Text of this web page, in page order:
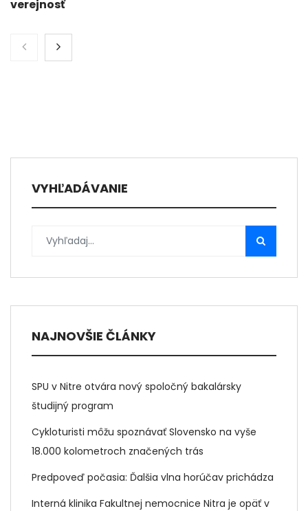
verejnosť
VYHĽADÁVANIE
NAJNOVŠIE ČLÁNKY
SPU v Nitre otvára nový spoločný bakalársky
študijný program
Cykloturisti môžu spoznávať Slovensko na vyše
18.000 kolometroch značených trás
Predpoveď počasia: Ďalšia vlna horúčav prichádza
Interná klinika Fakultnej nemocnice Nitra je opäť v